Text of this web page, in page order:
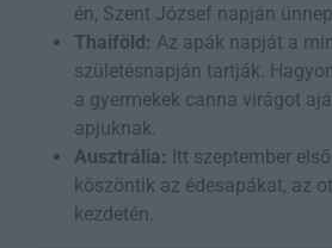
én, Szent József napján
Thaiföld: Az apák napját a
születésnapján tartják.
a gyermekek canna virágot
apjuknak.
Ausztrália: Itt szeptember
köszöntik az édesapákat, az
kezdetén.